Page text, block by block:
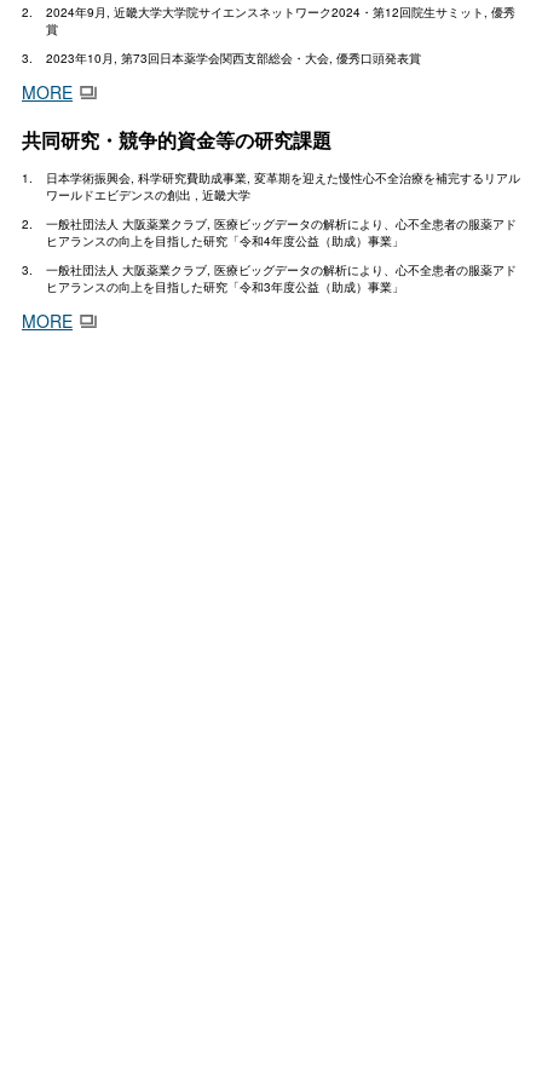
2024年9月, 近畿大学大学院サイエンスネットワーク2024・第12回院生サミット, 優秀
賞
2023年10月, 第73回日本薬学会関西支部総会・大会, 優秀口頭発表賞
MORE
共同研究・競争的資金等の研究課題
日本学術振興会, 科学研究費助成事業, 変革期を迎えた慢性心不全治療を補完するリアル
ワールドエビデンスの創出 , 近畿大学
一般社団法人 大阪薬業クラブ, 医療ビッグデータの解析により、心不全患者の服薬アド
ヒアランスの向上を目指した研究「令和4年度公益（助成）事業」
一般社団法人 大阪薬業クラブ, 医療ビッグデータの解析により、心不全患者の服薬アド
ヒアランスの向上を目指した研究「令和3年度公益（助成）事業」
MORE